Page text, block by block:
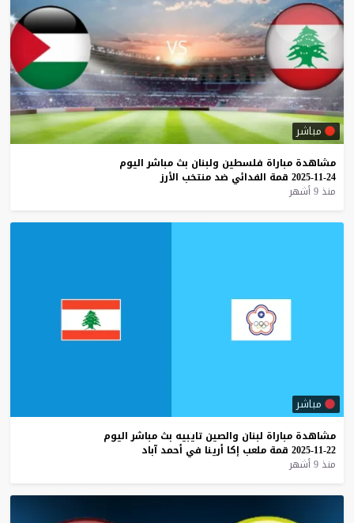
مباشر
مشاهدة مباراة فلسطين ولبنان بث مباشر اليوم
24-11-2025
قمة الفدائي ضد منتخب الأرز
منذ 9 أشهر
مباشر
مشاهدة مباراة لبنان والصين تايبيه بث مباشر اليوم
22-11-2025
قمة ملعب إكا أرينا في أحمد آباد
منذ 9 أشهر